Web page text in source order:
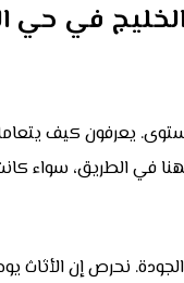
في حي
مستوى. يعرفون كيف
في الطريق، سواء
نحرص إن الأثاث